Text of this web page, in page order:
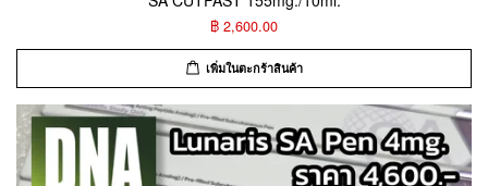
฿ 2,600.00
เพิ่มในตะกร้าสินค้า